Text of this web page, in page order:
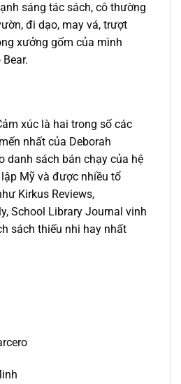
sáng tác sách, cô thường
đi dạo, may vá, trượt
xưởng gốm của mình
xúc là hai trong số các
nhất của Deborah
danh sách bán chạy của hệ
Mỹ và được nhiều tổ
Kirkus Reviews,
School Library Journal vinh
sách thiếu nhi hay nhất